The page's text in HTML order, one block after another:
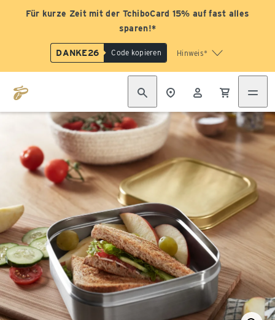
Für kurze Zeit mit der TchiboCard 15% auf fast alles
sparen!*
DANKE26 Code kopieren Hinweis*